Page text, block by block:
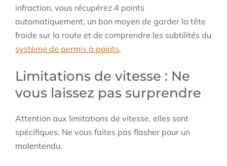
infraction, vous récupérez 4 points
automatiquement, un bon moyen de garder la tête
froide sur la route et de comprendre les subtilités du
système de permis à points.
Limitations de vitesse : Ne
vous laissez pas surprendre
Attention aux limitations de vitesse, elles sont
spécifiques. Ne vous faites pas flasher pour un
malentendu.